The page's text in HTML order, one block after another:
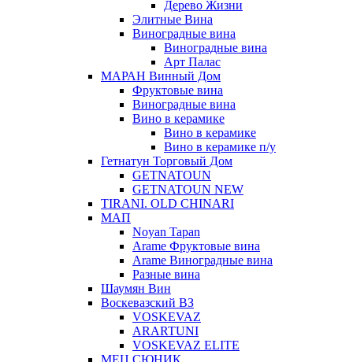
Дерево Жизни
Элитные Вина
Виноградные вина
Виноградные вина
Арт Палас
МАРАН Винный Дом
Фруктовые вина
Виноградные вина
Вино в керамике
Вино в керамике
Вино в керамике п/у
Гетнатун Торговый Дом
GETNATOUN
GETNATOUN NEW
TIRANI. OLD CHINARI
МАП
Noyan Tapan
Arame Фруктовые вина
Arame Виноградные вина
Разные вина
Шаумян Вин
Воскевазский ВЗ
VOSKEVAZ
ARARTUNI
VOSKEVAZ ELITE
МЕЦ СЮНИК